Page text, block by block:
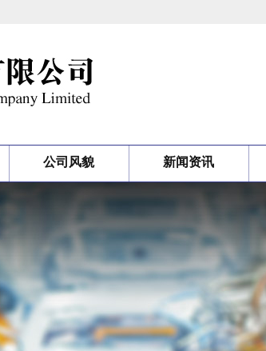
公司风貌 新闻资讯